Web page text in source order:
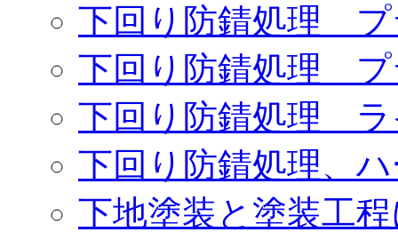
下回り防錆処理 プ
下回り防錆処理 プ
下回り防錆処理 ラ
下回り防錆処理、
下地塗装と塗装工